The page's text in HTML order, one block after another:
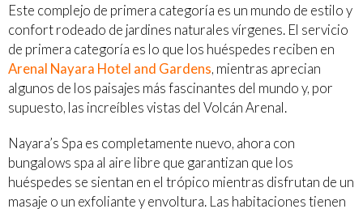
Este complejo de primera categoría es un mundo de estilo y
confort rodeado de jardines naturales vírgenes. El servicio
de primera categoría es lo que los huéspedes reciben en
Arenal Nayara Hotel and Gardens, mientras aprecian
algunos de los paisajes más fascinantes del mundo y, por
supuesto, las increíbles vistas del Volcán Arenal.
Nayara’s Spa es completamente nuevo, ahora con
bungalows spa al aire libre que garantizan que los
huéspedes se sientan en el trópico mientras disfrutan de un
masaje o un exfoliante y envoltura. Las habitaciones tienen